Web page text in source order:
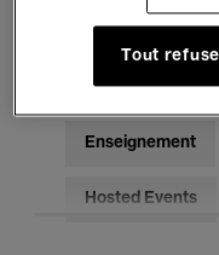
Pour tous
Enseignement
Hosted Events
Tout